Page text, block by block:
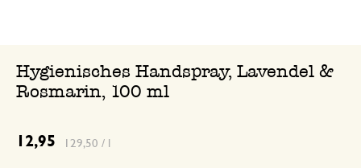
Hygienisches Handspray, Lavendel &
Rosmarin, 100 ml
12,95 129,50 / l